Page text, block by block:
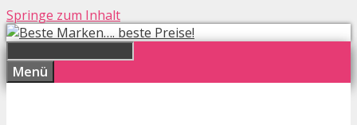
Springe zum Inhalt
Menü